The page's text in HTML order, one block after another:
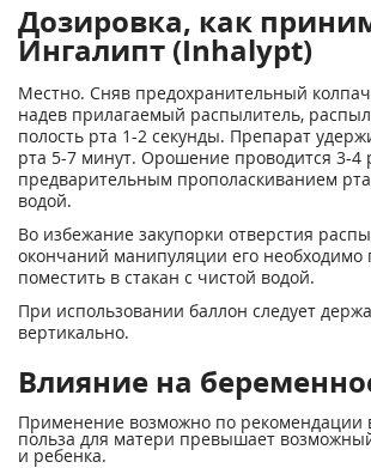
Дозировка, как
Ингалипт (Inhalypt)
Местно. Сняв предохранительный
надев прилагаемый распылитель,
полость рта 1-2 секунды. Препарат
рта 5-7 минут. Орошение проводится 3-4
предварительным прополаскиванием
водой.
Во избежание закупорки отверстия
окончаний манипуляции его необходимо
поместить в стакан с чистой водой.
При использовании баллон следует
вертикально.
Влияние на
Применение возможно по рекомендации
польза для матери превышает
и ребенка.